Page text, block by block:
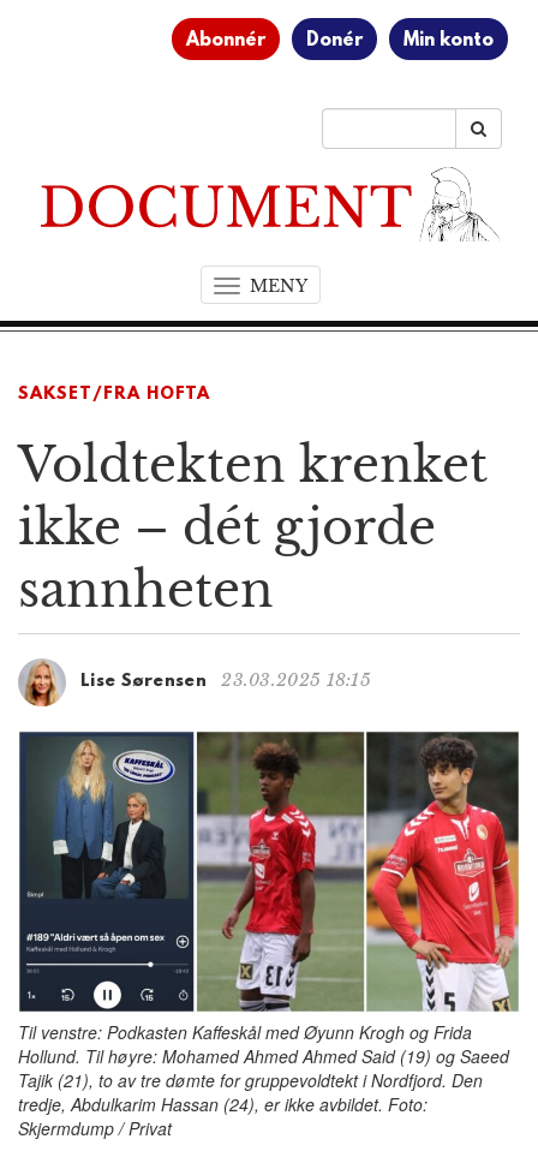
Abonnér Donér Min konto
MENYT
o
n
a
v
i
g
i
n
SAKSET/FRA HOFTA
Voldtekten krenket
ikke – dét gjorde
sannheten
Lise Sørensen 23.03.2025 18:15
Til venstre: Podkasten Kaffeskål med Øyunn Krogh og Frida
Hollund. Til høyre: Mohamed Ahmed Ahmed Said (19) og Saeed
Tajik (21), to av tre dømte for gruppevoldtekt i Nordfjord. Den
tredje, Abdulkarim Hassan (24), er ikke avbildet. Foto:
Skjermdump / Privat